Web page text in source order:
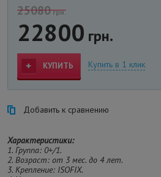
25080грн.
22800 грн.
КУПИТЬ Купить в 1 клик
Добавить к сравнению
Характеристики:
1. Группа: 0+/1.
2. Возраст: от 3 мес. до 4 лет.
3. Крепление: ISOFIX.